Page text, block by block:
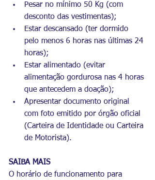
Pesar no mínimo 50 Kg (com
desconto das vestimentas);
Estar descansado (ter dormido
pelo menos 6 horas nas últimas 24
horas);
Estar alimentado (evitar
alimentação gordurosa nas 4 horas
que antecedem a doação);
Apresentar documento original
com foto emitido por órgão oficial
(Carteira de Identidade ou Carteira
de Motorista).
SAIBA MAIS
O horário de funcionamento para